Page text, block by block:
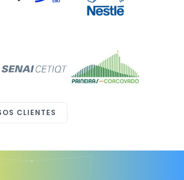
CLIENTES